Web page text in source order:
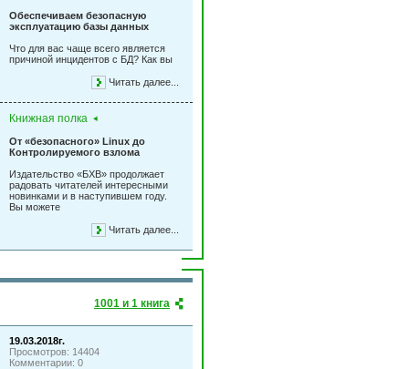
Обеспечиваем безопасную
эксплуатацию базы данных
Что для вас чаще всего является
причиной инцидентов с БД? Как вы
Читать далее...
Книжная полка
От «безопасного» Linux до
Контролируемого взлома
Издательство «БХВ» продолжает
радовать читателей интересными
новинками и в наступившем году.
Вы можете
Читать далее...
1001 и 1 книга
19.03.2018г.
Просмотров: 14404
Комментарии: 0